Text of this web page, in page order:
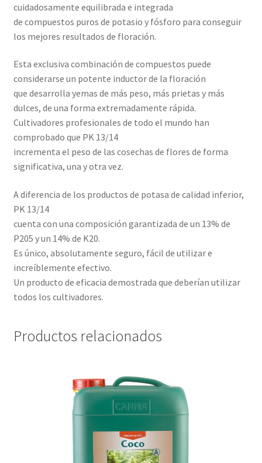
cuidadosamente equilibrada e integrada
de compuestos puros de potasio y fósforo para conseguir
los mejores resultados de floración.
Esta exclusiva combinación de compuestos puede
considerarse un potente inductor de la floración
que desarrolla yemas de más peso, más prietas y más
dulces, de una forma extremadamente rápida.
Cultivadores profesionales de todo el mundo han
comprobado que PK 13/14
incrementa el peso de las cosechas de flores de forma
significativa, una y otra vez.
A diferencia de los productos de potasa de calidad inferior,
PK 13/14
cuenta con una composición garantizada de un 13% de
P205 y un 14% de K20.
Es único, absolutamente seguro, fácil de utilizar e
increíblemente efectivo.
Un producto de eficacia demostrada que deberían utilizar
todos los cultivadores.
Productos relacionados